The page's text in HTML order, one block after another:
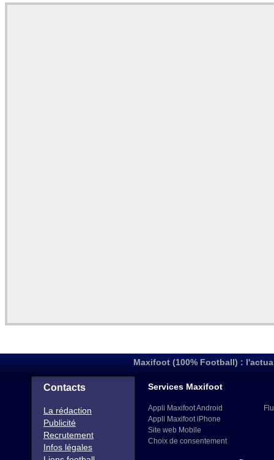
Maxifoot (100% Football) :
Contacts
La rédaction
Publicité
Recrutement
Infos légales
Services Maxifoot
Appli Maxifoot Android
Appli Maxifoot iPhone
Site web Mobile
Choix de consentement